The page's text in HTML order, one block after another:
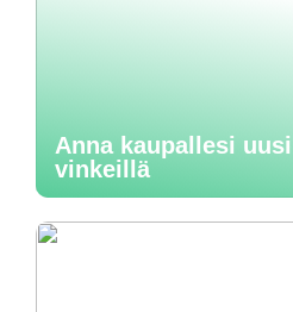
Anna kaupallesi
vinkeillä